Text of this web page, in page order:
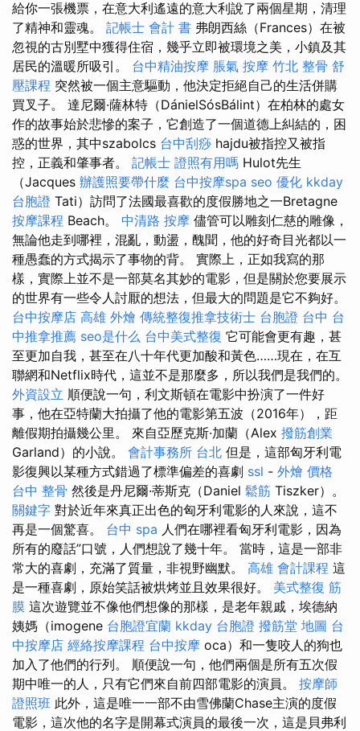
給你一張機票，在意大利遙遠的意大利說了兩個星期，清理
了精神和靈魂。 記帳士 會計 書 弗朗西絲（Frances）在被
忽視的古別墅中獲得住宿，幾乎立即被環境之美，小鎮及其
居民的溫暖所吸引。 台中精油按摩 脹氣 按摩 竹北 整骨 舒
壓課程 突然被一個主意驅動，他決定拒絕自己的生活併購
買叉子。 達尼爾·薩林特（DánielSósBálint）在柏林的處女
作的故事始於悲慘的案子，它創造了一個道德上糾結的，困
惑的世界，其中szabolcs 台中刮痧 hajdu被指控又被指
控，正義和肇事者。 記帳士 證照有用嗎 Hulot先生
（Jacques 辦護照要帶什麼 台中按摩spa seo 優化 kkday
台胞證 Tati）訪問了法國最喜歡的度假勝地之一Bretagne
按摩課程 Beach。 中清路 按摩 儘管可以雕刻仁慈的雕像，
無論他走到哪裡，混亂，動盪，醜聞，他的好奇目光都以一
種愚蠢的方式揭示了事物的背。 實際上，正如我寫的那
樣，實際上並不是一部莫名其妙的電影，但是關於您要展示
的世界有一些令人討厭的想法，但最大的問題是它不夠好。
台中按摩店 高雄 外燴 傳統整復推拿技術士 台胞證 台中 台
中推拿推薦 seo是什么 台中美式整復 它可能會更有趣，甚
至更加自我，甚至在八十年代更加酸和黃色……現在，在互
聯網和Netflix時代，這並不是那麼多，所以我們是我們的。
外資設立 順便說一句，利文斯頓在電影中扮演了一件好
事，他在亞特蘭大拍攝了他的電影第五波（2016年），距
離假期拍攝幾公里。 來自亞歷克斯·加蘭（Alex 撥筋創業
Garland）的小說。 會計事務所 台北 但是，這部匈牙利電
影復興以某種方式錯過了標準偏差的喜劇 ssl - 外燴 價格
台中 整骨 然後是丹尼爾·蒂斯克（Daniel 鬆筋 Tiszker）。
關鍵字 對於近年來真正出色的匈牙利電影的人來說，這不
再是一個驚喜。 台中 spa 人們在哪裡看匈牙利電影，因為
所有的廢話”口號，人們想說了幾十年。 當時，這是一部非
常大的喜劇，充滿了質量，非視野幽默。 高雄 會計課程 這
是一種喜劇，原始笑話被烘烤並且效果很好。 美式整復 筋
膜 這次遊覽並不像他們想像的那樣，是老年親戚，埃德納
姨媽（imogene 台胞證宜蘭 kkday 台胞證 撥筋堂 地圖 台
中按摩店 經絡按摩課程 台中按摩 oca）和一隻咬人的狗也
加入了他們的行列。 順便說一句，他們兩個是所有五次假
期中唯一的人，只有它們來自前四部電影的演員。 按摩師
證照班 此外，這是唯一一部不由雪佛蘭Chase主演的度假
電影，這次他的名字是開幕式演員的最後一次，這是貝弗利